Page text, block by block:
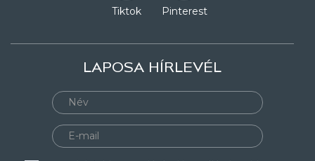
Tiktok Pinterest
LAPOSA HÍRLEVÉL